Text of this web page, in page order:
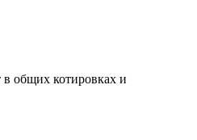
в общих котировках и